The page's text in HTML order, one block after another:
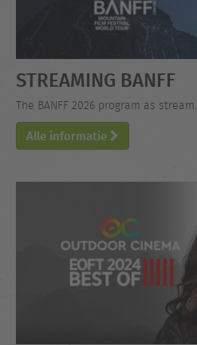
STREAMING BANFF
The BANFF 2026 program as stream.
Alle informatie